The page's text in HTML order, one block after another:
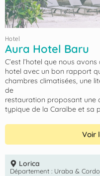
Hotel
Aura Hotel Baru
C’est l’hotel que nous
hotel avec un bon rapport
chambres climatisées, une
de
restauration proposant une
typique de la Caraïbe et sa
Voir
Lorica
Département : Uraba &